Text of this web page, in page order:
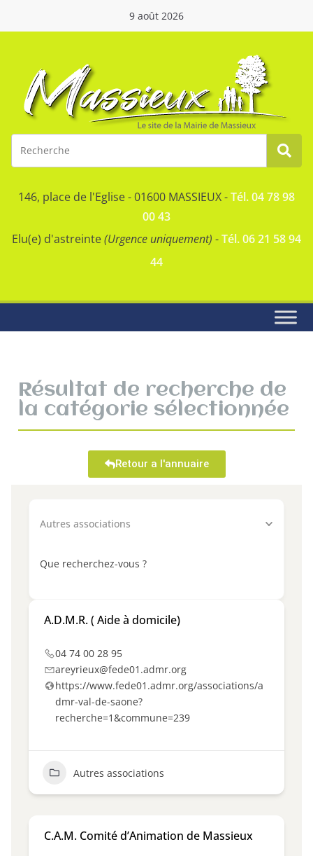
9 août 2026
146, place de l'Eglise - 01600 MASSIEUX -Tél. 04 78 98
00 43
Elu(e) d'astreinte(Urgence uniquement) -Tél. 06 21 58 94
44
Résultat de recherche de
la catégorie sélectionnée
Retour a l'annuaire
Autres associations
Que recherchez-vous ?
A.D.M.R. ( Aide à domicile)
04 74 00 28 95
areyrieux@fede01.admr.org
https://www.fede01.admr.org/associations/a
dmr-val-de-saone?
recherche=1&commune=239
Autres associations
C.A.M. Comité d’Animation de Massieux